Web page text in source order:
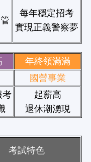
每年穩定招考
實現正義警察夢
年終領滿滿
國營事業
考
起薪高
退休潮湧現
考試特色